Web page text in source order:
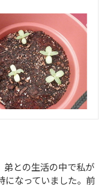
弟との生活の中で私が
になっていました。前